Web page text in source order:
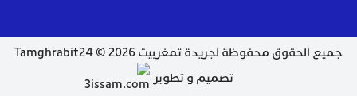
جميع الحقوق محفوظة لجريدة تمغربيت 2026 © Tamghrabit24
تصميم و تطوير